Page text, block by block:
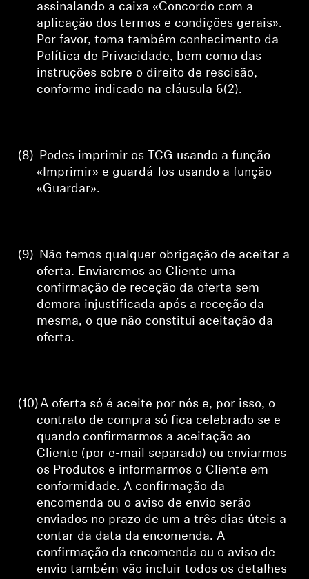
assinalando a caixa «Concordo com a
aplicação dos termos e condições gerais».
Por favor, toma também conhecimento da
Política de Privacidade, bem como das
instruções sobre o direito de rescisão,
conforme indicado na cláusula 6(2).
(8) Podes imprimir os TCG usando a função
«Imprimir» e guardá-los usando a função
«Guardar».
(9) Não temos qualquer obrigação de aceitar a
oferta. Enviaremos ao Cliente uma
confirmação de receção da oferta sem
demora injustificada após a receção da
mesma, o que não constitui aceitação da
oferta.
(10)A oferta só é aceite por nós e, por isso, o
contrato de compra só fica celebrado se e
quando confirmarmos a aceitação ao
Cliente (por e-mail separado) ou enviarmos
os Produtos e informarmos o Cliente em
conformidade. A confirmação da
encomenda ou o aviso de envio serão
enviados no prazo de um a três dias úteis a
contar da data da encomenda. A
confirmação da encomenda ou o aviso de
envio também vão incluir todos os detalhes